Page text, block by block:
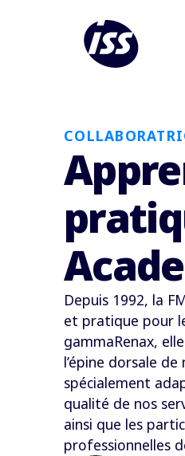
Depuis 1992, la
et pratique pour
gammaRenax,
l’épine dorsale
spécialement
qualité de nos
ainsi que les
professionnelles